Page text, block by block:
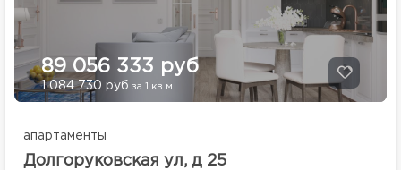
89 056 333 руб
1 084 730 руб за 1 кв.м.
апартаменты
Долгоруковская ул, д 25